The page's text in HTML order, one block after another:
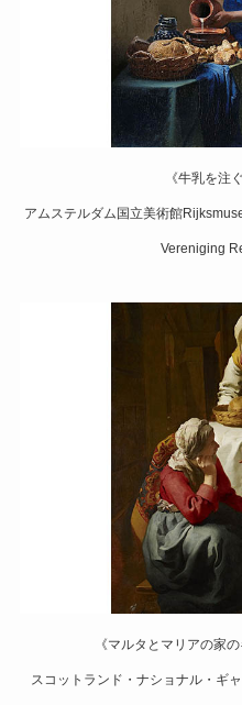
《牛乳を注
アムステルダム国立美術館
Vereniging
《マルタとマリアの家
スコットランド・ナショナル・ギ